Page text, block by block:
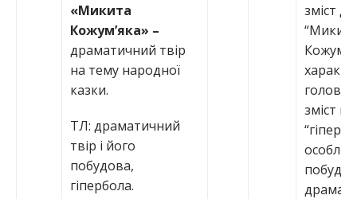
«Микита
Кожум’яка» –
драматичний твір
на тему народної
казки.
ТЛ: драматичний
твір і його
побудова,
гіпербола.
зміст
зміст